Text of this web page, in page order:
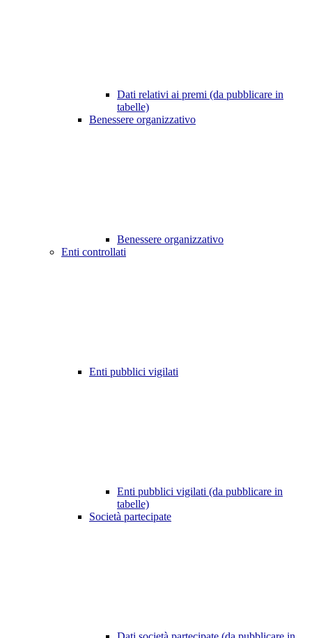
Dati relativi ai premi (da pubblicare in
tabelle)
Benessere organizzativo
Benessere organizzativo
Enti controllati
Enti pubblici vigilati
Enti pubblici vigilati (da pubblicare in
tabelle)
Società partecipate